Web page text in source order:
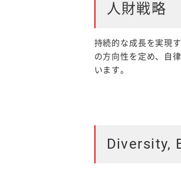
人財戦略
持続的な成長を実現
の方向性を定め、自
います。
Diversity,